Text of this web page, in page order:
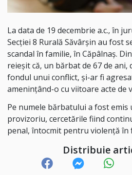
La data de 19 decembrie a.c., în
Secției 8 Rurală Săvârșin au fost
scandal în familie, în Căpâlnaș.
reieșit că, un bărbat de 67 de ani,
fondul unui conflict, și-ar fi
amenințând-o cu viitoare acte de
Pe numele bărbatului a fost
provizoriu, cercetările fiind
penal, întocmit pentru violență în
Distribuie